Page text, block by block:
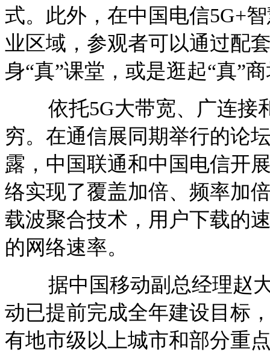
式。此外，在中国电信5G+
业区域，参观者可以通过配
身“真”课堂，或是逛起“真”
依托5G大带宽、广连接
穷。在通信展同期举行的论
露，中国联通和中国电信开
络实现了覆盖加倍、频率加
载波聚合技术，用户下载的
的网络速率。
据中国移动副总经理赵大
动已提前完成全年建设目标
有地市级以上城市和部分重